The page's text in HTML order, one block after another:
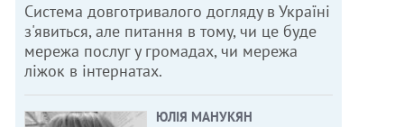
Система довготривалого догляду в Україні
з'явиться, але питання в тому, чи це буде
мережа послуг у громадах, чи мережа
ліжок в інтернатах.
ЮЛІЯ МАНУКЯН